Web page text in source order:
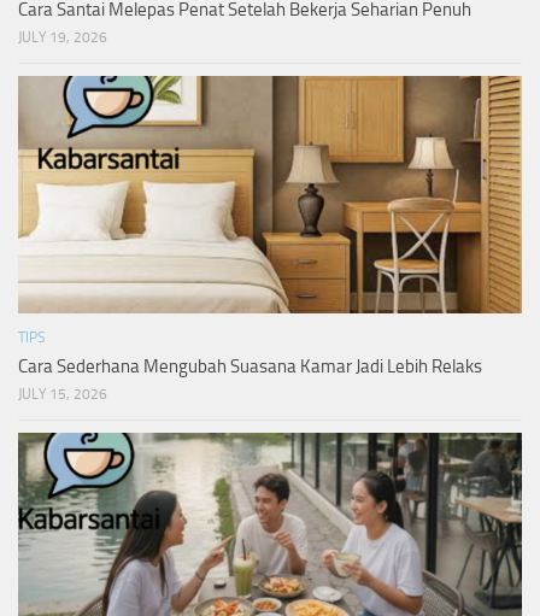
Cara Santai Melepas Penat Setelah Bekerja Seharian Penuh
JULY 19, 2026
TIPS
Cara Sederhana Mengubah Suasana Kamar Jadi Lebih Relaks
JULY 15, 2026